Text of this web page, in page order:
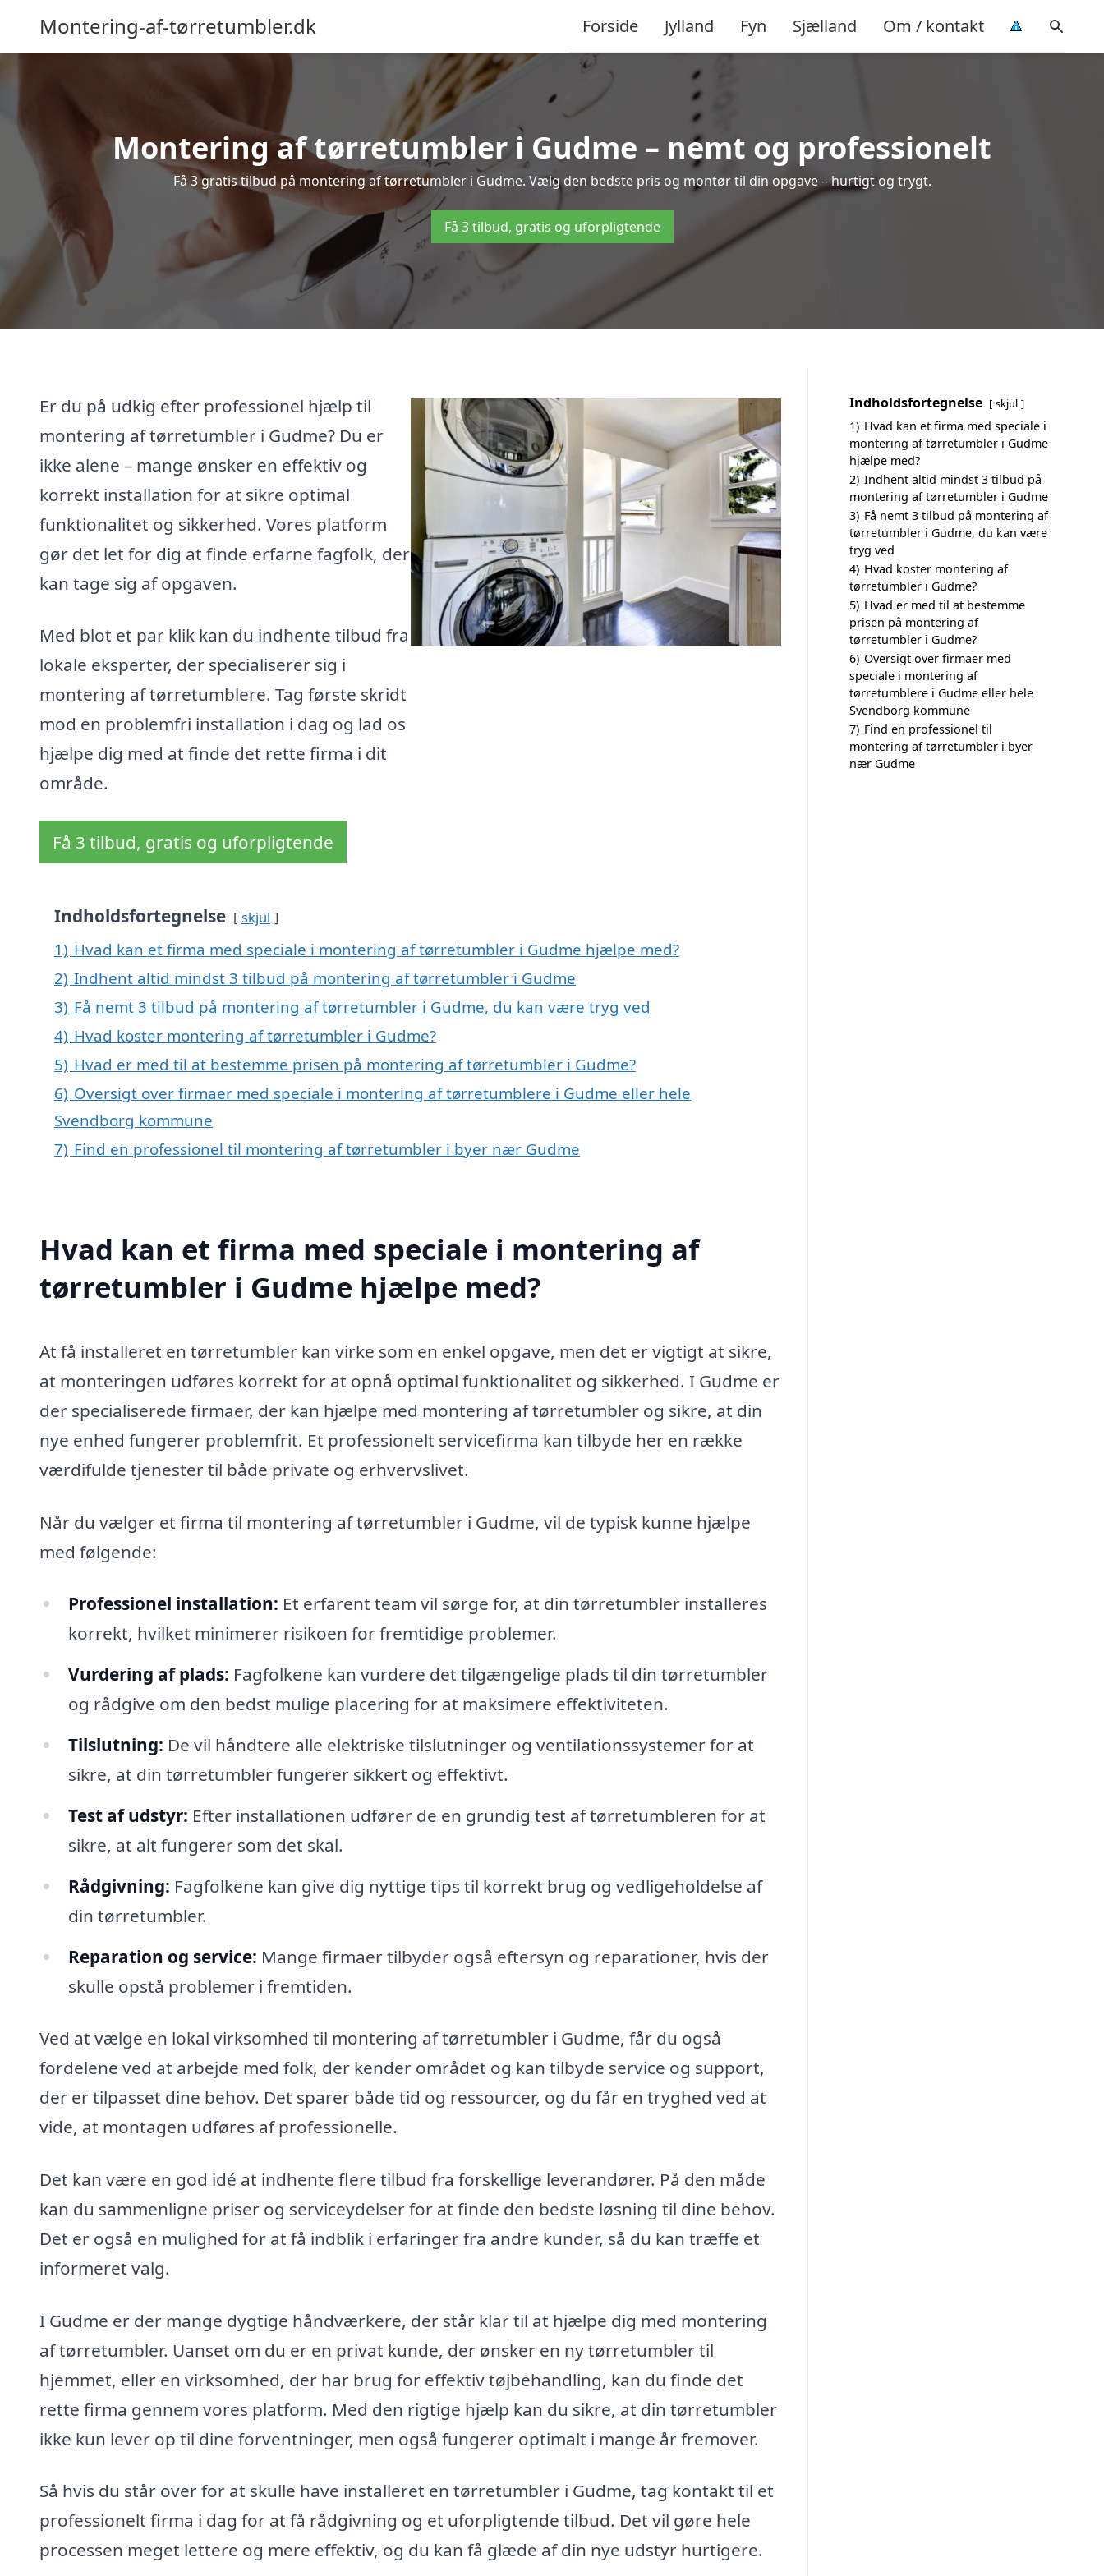
Montering-af-tørretumbler.dk Forside Jylland Fyn Sjælland Om / kontakt
Montering af tørretumbler i Gudme – nemt og professionelt
Få 3 gratis tilbud på montering af tørretumbler i Gudme. Vælg den bedste pris og montør til din opgave – hurtigt og trygt.
Få 3 tilbud, gratis og uforpligtende
Er du på udkig efter professionel hjælp til
montering af tørretumbler i Gudme? Du er
ikke alene – mange ønsker en effektiv og
korrekt installation for at sikre optimal
funktionalitet og sikkerhed. Vores platform
gør det let for dig at finde erfarne fagfolk, der
kan tage sig af opgaven.
Med blot et par klik kan du indhente tilbud fra
lokale eksperter, der specialiserer sig i
montering af tørretumblere. Tag første skridt
mod en problemfri installation i dag og lad os
hjælpe dig med at finde det rette firma i dit
område.
Få 3 tilbud, gratis og uforpligtende
Indholdsfortegnelse skjul
1) Hvad kan et firma med speciale i montering af tørretumbler i Gudme hjælpe med?
2) Indhent altid mindst 3 tilbud på montering af tørretumbler i Gudme
3) Få nemt 3 tilbud på montering af tørretumbler i Gudme, du kan være tryg ved
4) Hvad koster montering af tørretumbler i Gudme?
5) Hvad er med til at bestemme prisen på montering af tørretumbler i Gudme?
6) Oversigt over firmaer med speciale i montering af tørretumblere i Gudme eller hele
Svendborg kommune
7) Find en professionel til montering af tørretumbler i byer nær Gudme
Hvad kan et firma med speciale i montering af
tørretumbler i Gudme hjælpe med?
At få installeret en tørretumbler kan virke som en enkel opgave, men det er vigtigt at sikre,
at monteringen udføres korrekt for at opnå optimal funktionalitet og sikkerhed. I Gudme er
der specialiserede firmaer, der kan hjælpe med montering af tørretumbler og sikre, at din
nye enhed fungerer problemfrit. Et professionelt servicefirma kan tilbyde her en række
værdifulde tjenester til både private og erhvervslivet.
Når du vælger et firma til montering af tørretumbler i Gudme, vil de typisk kunne hjælpe
med følgende:
Professionel installation: Et erfarent team vil sørge for, at din tørretumbler installeres
korrekt, hvilket minimerer risikoen for fremtidige problemer.
Vurdering af plads: Fagfolkene kan vurdere det tilgængelige plads til din tørretumbler
og rådgive om den bedst mulige placering for at maksimere effektiviteten.
Tilslutning: De vil håndtere alle elektriske tilslutninger og ventilationssystemer for at
sikre, at din tørretumbler fungerer sikkert og effektivt.
Test af udstyr: Efter installationen udfører de en grundig test af tørretumbleren for at
sikre, at alt fungerer som det skal.
Rådgivning: Fagfolkene kan give dig nyttige tips til korrekt brug og vedligeholdelse af
din tørretumbler.
Reparation og service: Mange firmaer tilbyder også eftersyn og reparationer, hvis der
skulle opstå problemer i fremtiden.
Ved at vælge en lokal virksomhed til montering af tørretumbler i Gudme, får du også
fordelene ved at arbejde med folk, der kender området og kan tilbyde service og support,
der er tilpasset dine behov. Det sparer både tid og ressourcer, og du får en tryghed ved at
vide, at montagen udføres af professionelle.
Det kan være en god idé at indhente flere tilbud fra forskellige leverandører. På den måde
kan du sammenligne priser og serviceydelser for at finde den bedste løsning til dine behov.
Det er også en mulighed for at få indblik i erfaringer fra andre kunder, så du kan træffe et
informeret valg.
I Gudme er der mange dygtige håndværkere, der står klar til at hjælpe dig med montering
af tørretumbler. Uanset om du er en privat kunde, der ønsker en ny tørretumbler til
hjemmet, eller en virksomhed, der har brug for effektiv tøjbehandling, kan du finde det
rette firma gennem vores platform. Med den rigtige hjælp kan du sikre, at din tørretumbler
ikke kun lever op til dine forventninger, men også fungerer optimalt i mange år fremover.
Så hvis du står over for at skulle have installeret en tørretumbler i Gudme, tag kontakt til et
professionelt firma i dag for at få rådgivning og et uforpligtende tilbud. Det vil gøre hele
processen meget lettere og mere effektiv, og du kan få glæde af din nye udstyr hurtigere.
Indholdsfortegnelse skjul
1) Hvad kan et firma med speciale i
montering af tørretumbler i Gudme
hjælpe med?
2) Indhent altid mindst 3 tilbud på
montering af tørretumbler i Gudme
3) Få nemt 3 tilbud på montering af
tørretumbler i Gudme, du kan være
tryg ved
4) Hvad koster montering af
tørretumbler i Gudme?
5) Hvad er med til at bestemme
prisen på montering af
tørretumbler i Gudme?
6) Oversigt over firmaer med
speciale i montering af
tørretumblere i Gudme eller hele
Svendborg kommune
7) Find en professionel til
montering af tørretumbler i byer
nær Gudme